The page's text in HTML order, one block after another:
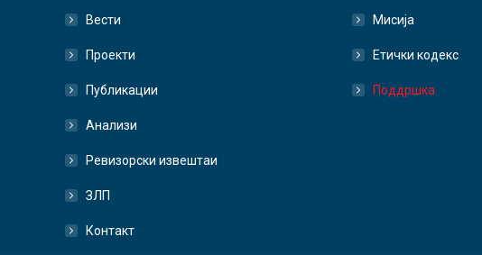
Вести
Проекти
Публикации
Анализи
Ревизорски извештаи
ЗЛП
Контакт
Мисија
Етички кодекс
Поддршка